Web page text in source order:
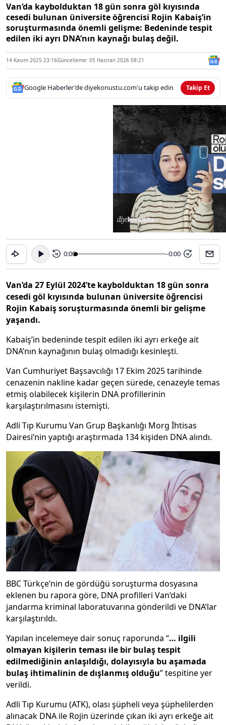
Van’da kaybolduktan 18 gün sonra göl kıyısında
cesedi bulunan üniversite öğrencisi Rojin Kabaiş’in
soruşturmasında önemli gelişme: Bedeninde tespit
edilen iki ayrı DNA’nın kaynağı bulaş değil.
14 Kasım 2025 23:16Güncelleme: 05 Haziran 2026 08:21
Google Haberler'de diyekonustu.com'u takip edin Takip Et
15 0:00 -0:00 15
Van’da 27 Eylül 2024’te kaybolduktan 18 gün sonra
cesedi göl kıyısında bulunan üniversite öğrencisi
Rojin Kabaiş soruşturmasında önemli bir gelişme
yaşandı.
Kabaiş’in bedeninde tespit edilen iki ayrı erkeğe ait
DNA’nın kaynağının bulaş olmadığı kesinleşti.
Van Cumhuriyet Başsavcılığı 17 Ekim 2025 tarihinde
cenazenin nakline kadar geçen sürede, cenazeyle temas
etmiş olabilecek kişilerin DNA profillerinin
karşılaştırılmasını istemişti.
Adli Tıp Kurumu Van Grup Başkanlığı Morg İhtisas
Dairesi’nin yaptığı araştırmada 134 kişiden DNA alındı.
BBC Türkçe’nin de gördüğü soruşturma dosyasına
eklenen bu rapora göre, DNA profilleri Van’daki
jandarma kriminal laboratuvarına gönderildi ve DNA’lar
karşılaştırıldı.
Yapılan incelemeye dair sonuç raporunda “… ilgili
olmayan kişilerin teması ile bir bulaş tespit
edilmediğinin anlaşıldığı, dolayısıyla bu aşamada
bulaş ihtimalinin de dışlanmış olduğu” tespitine yer
verildi.
Adli Tıp Kurumu (ATK), olası şüpheli veya şüphelilerden
alınacak DNA ile Rojin üzerinde çıkan iki ayrı erkeğe ait